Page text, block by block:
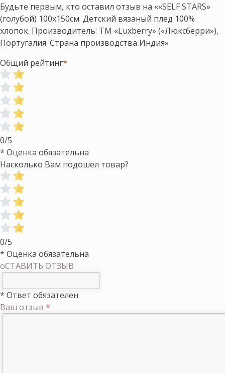
Будьте первым, кто оставил отзыв на ««SELF STARS»
(голубой) 100х150см. Детский вязаный плед 100%
хлопок. Производитель: ТМ «Luxberry» («Люксберри»),
Португалия. Страна производства Индия»
Общий рейтинг*
0/5
* Оценка обязательна
Насколько Вам подошел товар?
0/5
* Оценка обязательна
оСТАВИТЬ ОТЗЫВ
* Ответ обязателен
Ваш отзыв *